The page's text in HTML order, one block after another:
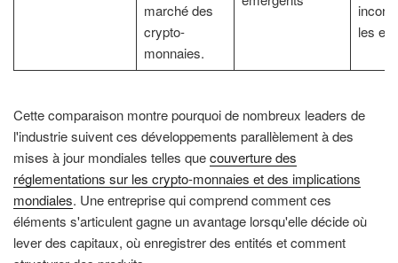
marché des
crypto-
monnaies.
les
Cette comparaison montre pourquoi de nombreux leaders de
l'industrie suivent ces développements parallèlement à des
mises à jour mondiales telles quecouverture des
réglementations sur les crypto-monnaies et des implications
mondiales. Une entreprise qui comprend comment ces
éléments s'articulent gagne un avantage lorsqu'elle décide où
lever des capitaux, où enregistrer des entités et comment